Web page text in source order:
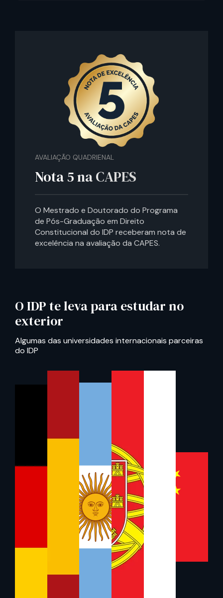
AVALIAÇÃO QUADRIENAL
Nota 5 na CAPES
O Mestrado e Doutorado do Programa
de Pós-Graduação em Direito
Constitucional do IDP receberam nota de
excelência na avaliação da CAPES.
O IDP te leva para estudar no
exterior
Algumas das universidades internacionais parceiras
do IDP